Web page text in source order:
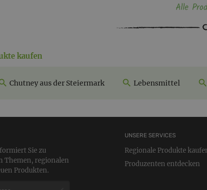
Alle
kaufen
Chutney aus der Steiermark Lebensmittel
Sie zu
Themen, regionalen
Produkten.
UNSERE SERVICES
Regionale Produkte
Produzenten entdecken